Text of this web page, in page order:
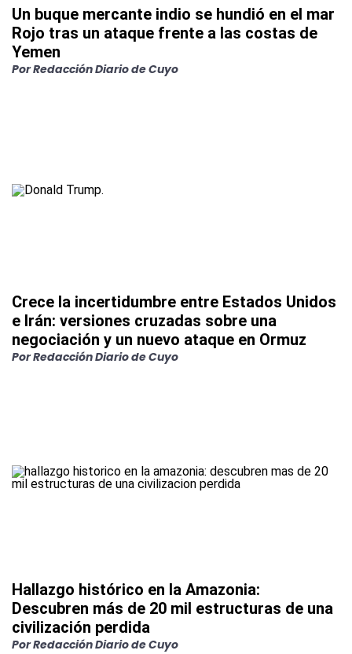
Un buque mercante indio se hundió en el mar
Rojo tras un ataque frente a las costas de
Yemen
PorRedacción Diario de Cuyo
Crece la incertidumbre entre Estados Unidos
e Irán: versiones cruzadas sobre una
negociación y un nuevo ataque en Ormuz
PorRedacción Diario de Cuyo
Hallazgo histórico en la Amazonia:
Descubren más de 20 mil estructuras de una
civilización perdida
PorRedacción Diario de Cuyo